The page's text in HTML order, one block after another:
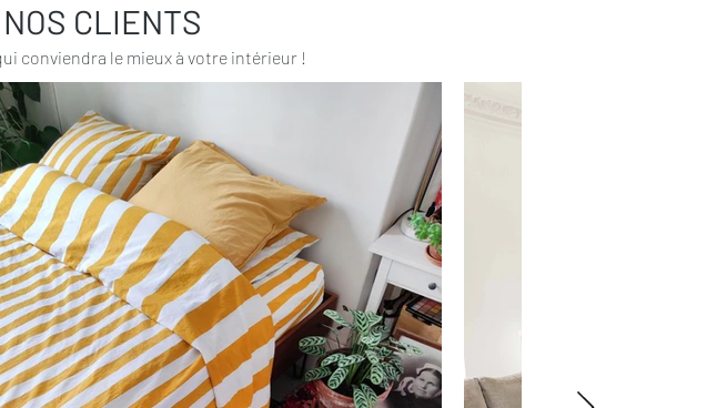
CLIENTS
conviendra le mieux à votre intérieur !